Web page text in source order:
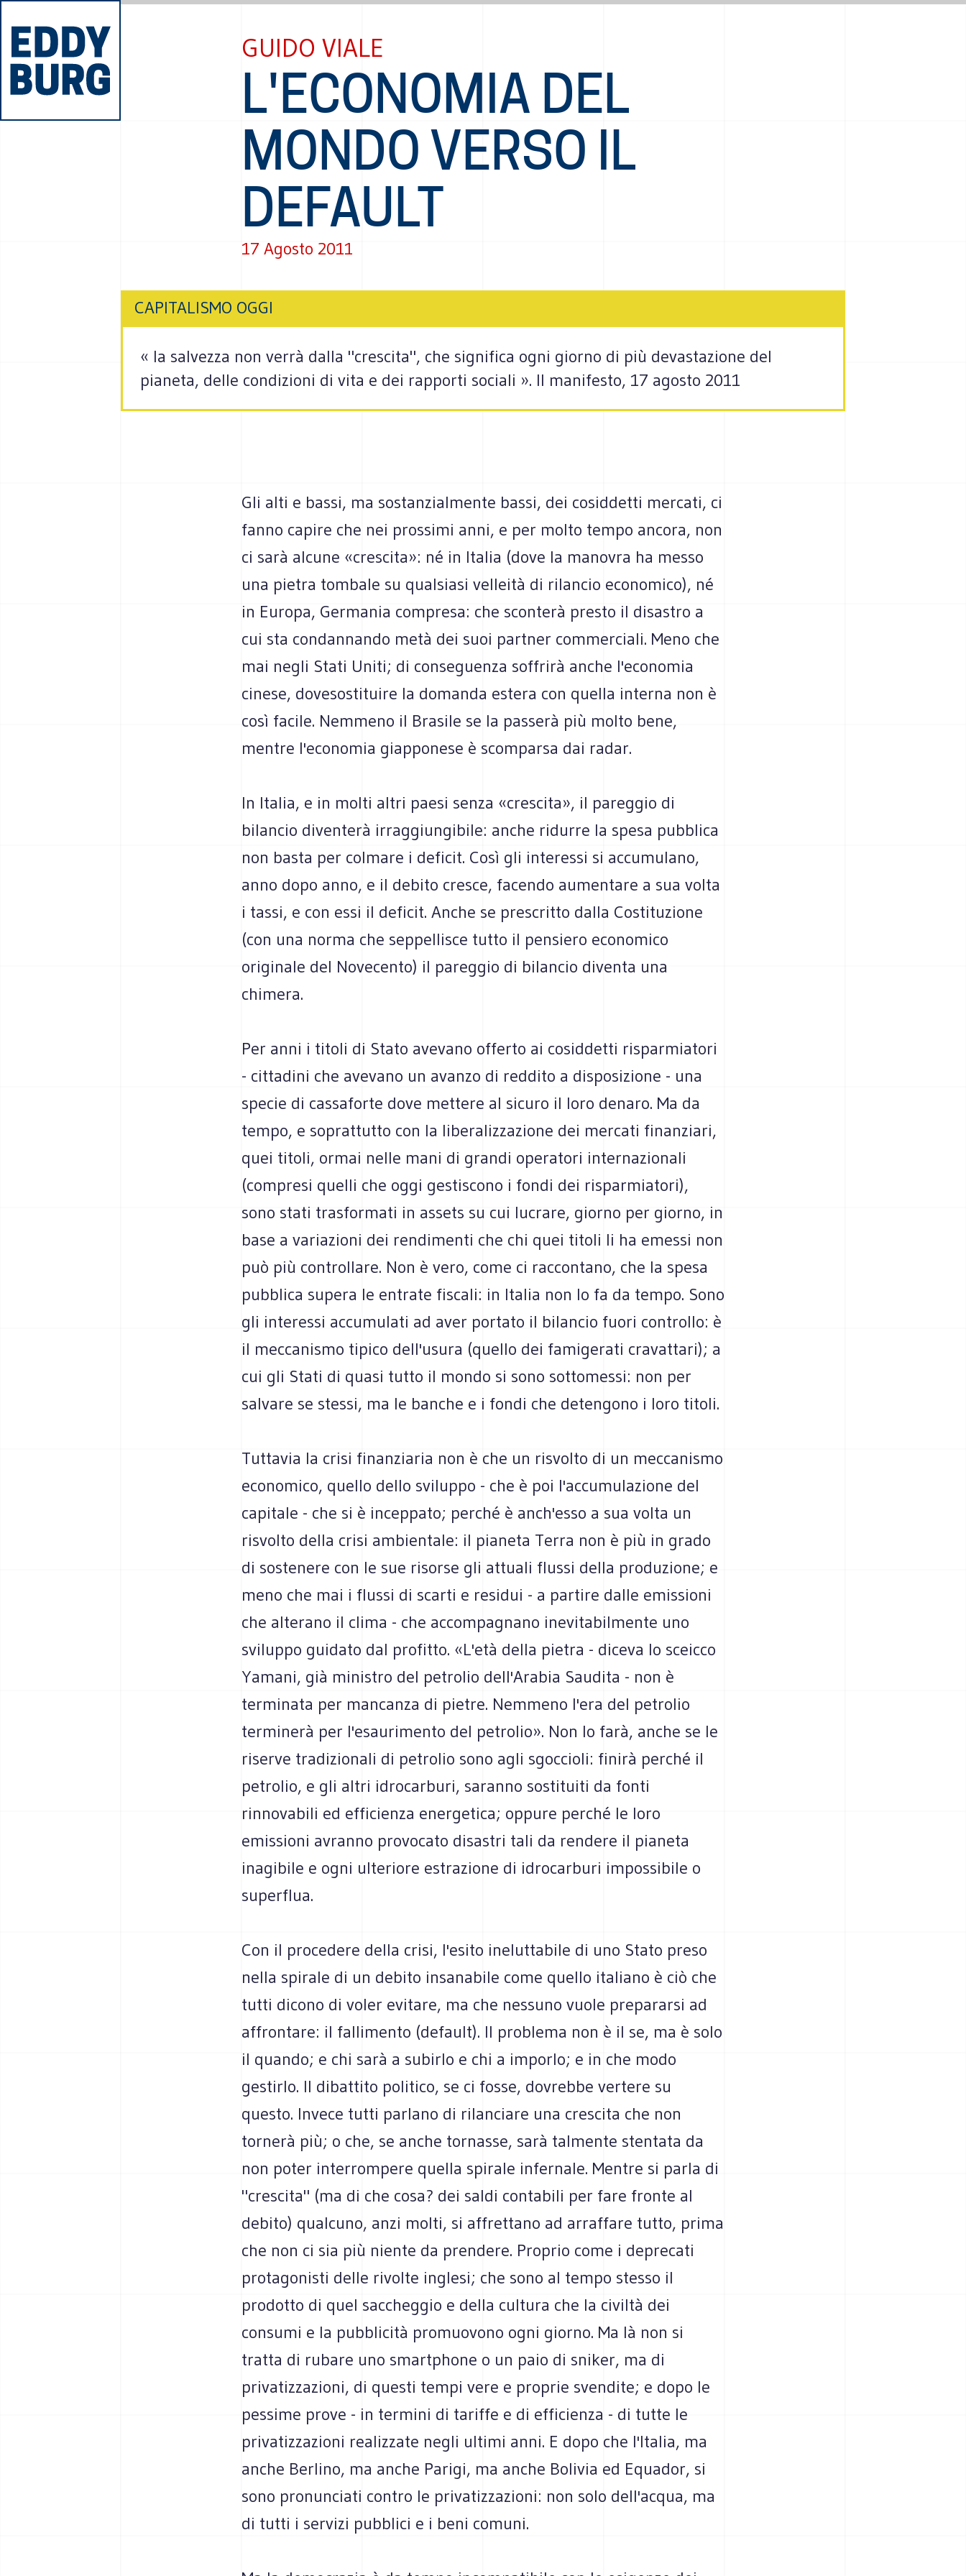
GUIDO VIALE
L'ECONOMIA DEL
MONDO VERSO IL
DEFAULT
17 Agosto 2011
CAPITALISMO OGGI
« la salvezza non verrà dalla "crescita", che significa ogni giorno di più devastazione del
pianeta, delle condizioni di vita e dei rapporti sociali ». Il manifesto, 17 agosto 2011
Gli alti e bassi, ma sostanzialmente bassi, dei cosiddetti mercati, ci
fanno capire che nei prossimi anni, e per molto tempo ancora, non
ci sarà alcune «crescita»: né in Italia (dove la manovra ha messo
una pietra tombale su qualsiasi velleità di rilancio economico), né
in Europa, Germania compresa: che sconterà presto il disastro a
cui sta condannando metà dei suoi partner commerciali. Meno che
mai negli Stati Uniti; di conseguenza soffrirà anche l'economia
cinese, dovesostituire la domanda estera con quella interna non è
così facile. Nemmeno il Brasile se la passerà più molto bene,
mentre l'economia giapponese è scomparsa dai radar.
In Italia, e in molti altri paesi senza «crescita», il pareggio di
bilancio diventerà irraggiungibile: anche ridurre la spesa pubblica
non basta per colmare i deficit. Così gli interessi si accumulano,
anno dopo anno, e il debito cresce, facendo aumentare a sua volta
i tassi, e con essi il deficit. Anche se prescritto dalla Costituzione
(con una norma che seppellisce tutto il pensiero economico
originale del Novecento) il pareggio di bilancio diventa una
chimera.
Per anni i titoli di Stato avevano offerto ai cosiddetti risparmiatori
- cittadini che avevano un avanzo di reddito a disposizione - una
specie di cassaforte dove mettere al sicuro il loro denaro. Ma da
tempo, e soprattutto con la liberalizzazione dei mercati finanziari,
quei titoli, ormai nelle mani di grandi operatori internazionali
(compresi quelli che oggi gestiscono i fondi dei risparmiatori),
sono stati trasformati in assets su cui lucrare, giorno per giorno, in
base a variazioni dei rendimenti che chi quei titoli li ha emessi non
può più controllare. Non è vero, come ci raccontano, che la spesa
pubblica supera le entrate fiscali: in Italia non lo fa da tempo. Sono
gli interessi accumulati ad aver portato il bilancio fuori controllo: è
il meccanismo tipico dell'usura (quello dei famigerati cravattari); a
cui gli Stati di quasi tutto il mondo si sono sottomessi: non per
salvare se stessi, ma le banche e i fondi che detengono i loro titoli.
Tuttavia la crisi finanziaria non è che un risvolto di un meccanismo
economico, quello dello sviluppo - che è poi l'accumulazione del
capitale - che si è inceppato; perché è anch'esso a sua volta un
risvolto della crisi ambientale: il pianeta Terra non è più in grado
di sostenere con le sue risorse gli attuali flussi della produzione; e
meno che mai i flussi di scarti e residui - a partire dalle emissioni
che alterano il clima - che accompagnano inevitabilmente uno
sviluppo guidato dal profitto. «L'età della pietra - diceva lo sceicco
Yamani, già ministro del petrolio dell'Arabia Saudita - non è
terminata per mancanza di pietre. Nemmeno l'era del petrolio
terminerà per l'esaurimento del petrolio». Non lo farà, anche se le
riserve tradizionali di petrolio sono agli sgoccioli: finirà perché il
petrolio, e gli altri idrocarburi, saranno sostituiti da fonti
rinnovabili ed efficienza energetica; oppure perché le loro
emissioni avranno provocato disastri tali da rendere il pianeta
inagibile e ogni ulteriore estrazione di idrocarburi impossibile o
superflua.
Con il procedere della crisi, l'esito ineluttabile di uno Stato preso
nella spirale di un debito insanabile come quello italiano è ciò che
tutti dicono di voler evitare, ma che nessuno vuole prepararsi ad
affrontare: il fallimento (default). Il problema non è il se, ma è solo
il quando; e chi sarà a subirlo e chi a imporlo; e in che modo
gestirlo. Il dibattito politico, se ci fosse, dovrebbe vertere su
questo. Invece tutti parlano di rilanciare una crescita che non
tornerà più; o che, se anche tornasse, sarà talmente stentata da
non poter interrompere quella spirale infernale. Mentre si parla di
"crescita" (ma di che cosa? dei saldi contabili per fare fronte al
debito) qualcuno, anzi molti, si affrettano ad arraffare tutto, prima
che non ci sia più niente da prendere. Proprio come i deprecati
protagonisti delle rivolte inglesi; che sono al tempo stesso il
prodotto di quel saccheggio e della cultura che la civiltà dei
consumi e la pubblicità promuovono ogni giorno. Ma là non si
tratta di rubare uno smartphone o un paio di sniker, ma di
privatizzazioni, di questi tempi vere e proprie svendite; e dopo le
pessime prove - in termini di tariffe e di efficienza - di tutte le
privatizzazioni realizzate negli ultimi anni. E dopo che l'Italia, ma
anche Berlino, ma anche Parigi, ma anche Bolivia ed Equador, si
sono pronunciati contro le privatizzazioni: non solo dell'acqua, ma
di tutti i servizi pubblici e i beni comuni.